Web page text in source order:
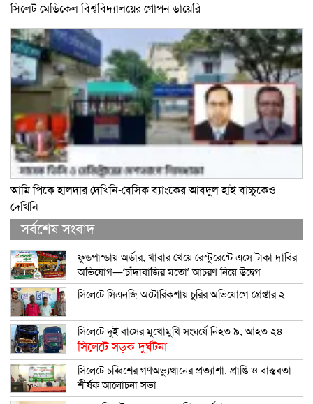
সিলেট মেডিকেল বিশ্ববিদ্যালয়ের গোপন ডায়েরি
আমি পিকে হালদার দেখিনি-বেসিক ব্যাংকের আবদুল হাই বাচ্চুকেও
দেখিনি
সর্বশেষ সংবাদ
ফুডপান্ডায় অর্ডার, খাবার খেয়ে রেস্টুরেন্টে এসে টাকা দাবির
অভিযোগ—‘চাঁদাবাজির মতো’ আচরণ নিয়ে উদ্বেগ
সিলেটে সিএনজি অটোরিকশায় চুরির অভিযোগে গ্রেপ্তার ২
সিলেটে দুই বাসের মুখোমুখি সংঘর্ষে নিহত ৯, আহত ২৪
সিলেটে সড়ক দুর্ঘটনা
সিলেটে চব্বিশের গণঅভ্যুত্থানের প্রত্যাশা, প্রাপ্তি ও বাস্তবতা
শীর্ষক আলোচনা সভা